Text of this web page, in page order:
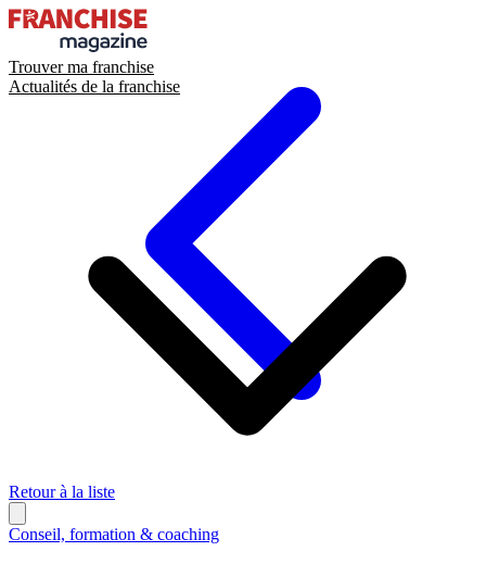
Trouver ma franchise
Actualités de la franchise
Retour à la liste
Conseil, formation & coaching